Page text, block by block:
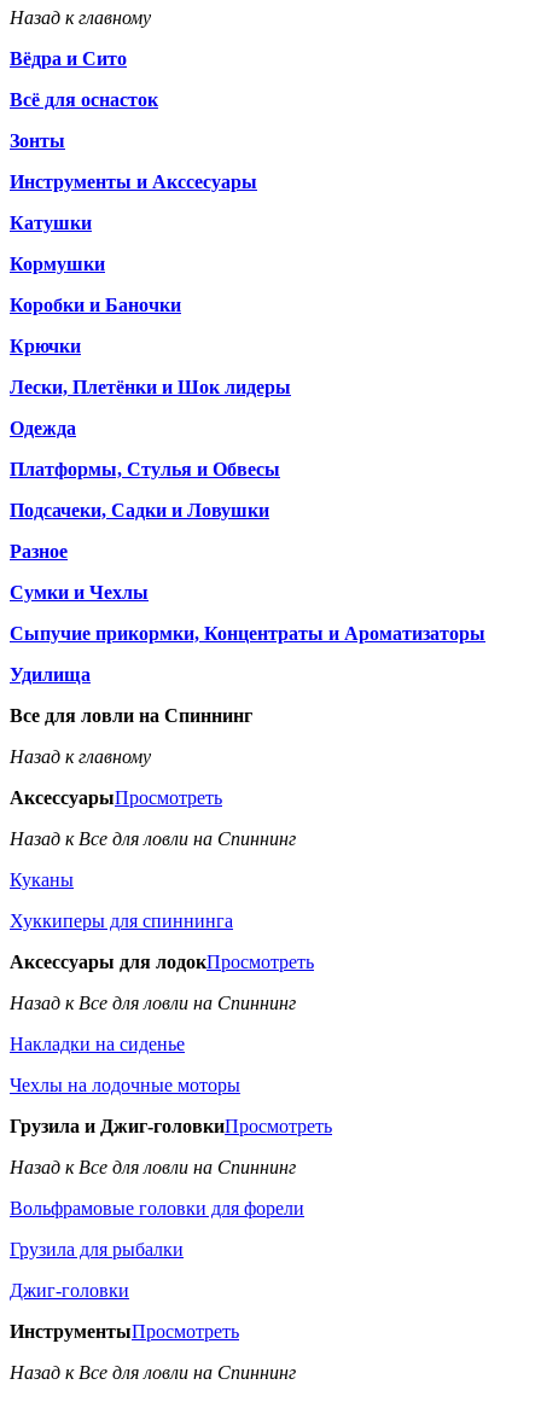
Назад к главному
Вёдра и Сито
Всё для оснасток
Зонты
Инструменты и Акссесуары
Катушки
Кормушки
Коробки и Баночки
Крючки
Лески, Плетёнки и Шок лидеры
Одежда
Платформы, Стулья и Обвесы
Подсачеки, Садки и Ловушки
Разное
Сумки и Чехлы
Сыпучие прикормки, Концентраты и Ароматизаторы
Удилища
Все для ловли на Спиннинг
Назад к главному
АксессуарыПросмотреть
Назад к Все для ловли на Спиннинг
Куканы
Хуккиперы для спиннинга
Аксессуары для лодокПросмотреть
Назад к Все для ловли на Спиннинг
Накладки на сиденье
Чехлы на лодочные моторы
Грузила и Джиг-головкиПросмотреть
Назад к Все для ловли на Спиннинг
Вольфрамовые головки для форели
Грузила для рыбалки
Джиг-головки
ИнструментыПросмотреть
Назад к Все для ловли на Спиннинг